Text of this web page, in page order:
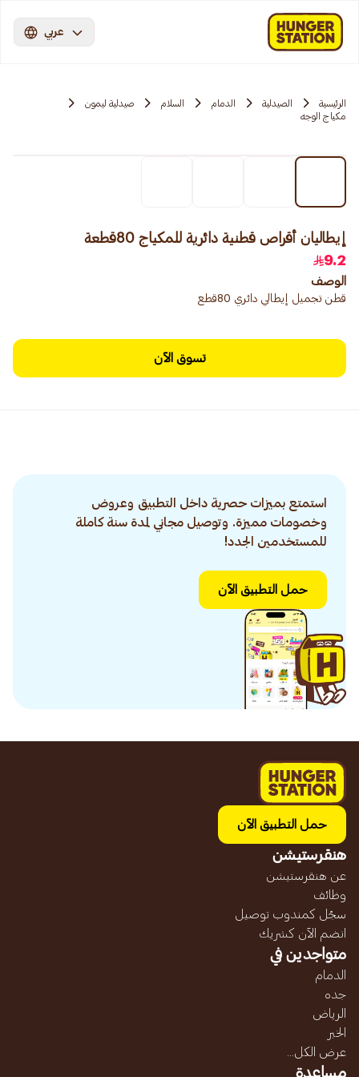
عربي
الرئيسية الصيدلية الدمام السلام
صيدلية ليمون
مكياج الوجه
إيطاليان أقراص قطنية دائرية للمكياج 80قطعة
9.2
الوصف
قطن تجميل إيطالي دائري 80قطع
تسوق الآن
استمتع بميزات حصرية داخل التطبيق وعروض
وخصومات مميزة. وتوصيل مجاني لمدة سنة كاملة
للمستخدمين الجدد!
حمل التطبيق الآن
حمل التطبيق الآن
هنقرستيشن
عن هنقرستيشن
وظائف
سجّل كمندوب توصيل
انضم الآن كشريك
متواجدين في
الدمام
جده
الرياض
الخبر
عرض الكل...
مساعدة